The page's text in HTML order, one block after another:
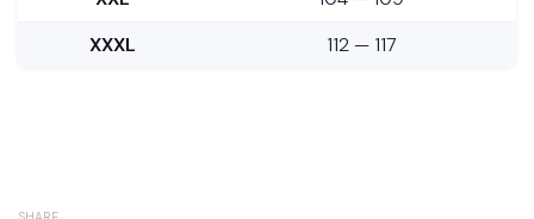
XXXL
112 — 117